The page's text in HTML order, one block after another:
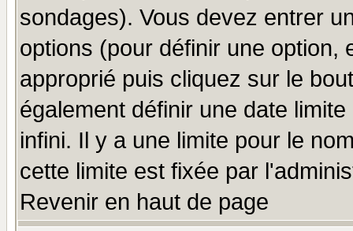
sondages). Vous devez entrer
options (pour définir une option,
approprié puis cliquez sur le
également définir une date
infini. Il y a une limite pour le
cette limite est fixée par
Revenir en haut de page